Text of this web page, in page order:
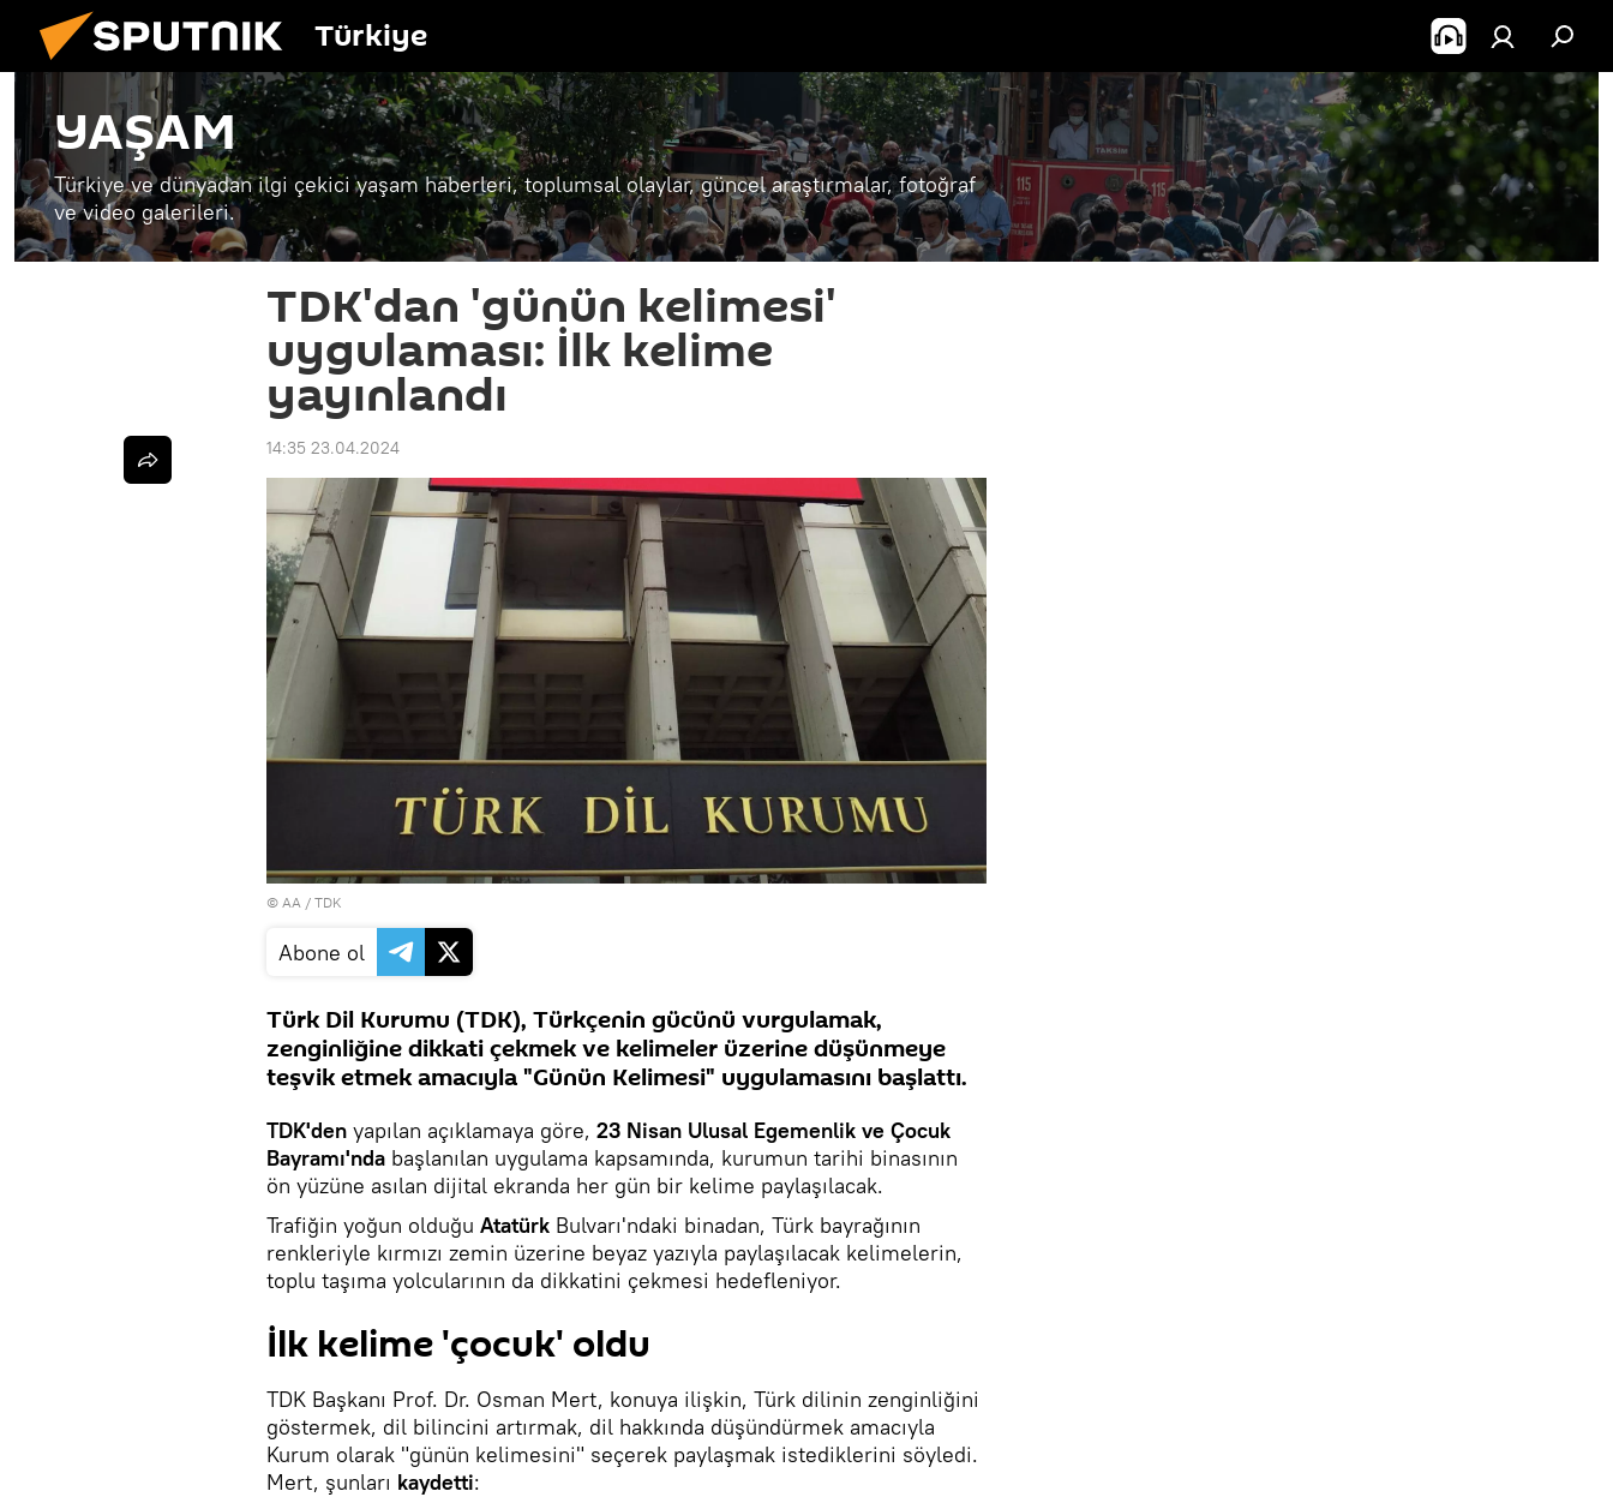
Türkiye
YAŞAM
Türkiye ve dünyadan ilgi çekici yaşam haberleri, toplumsal olaylar, güncel araştırmalar, fotoğraf
ve video galerileri.
TDK'dan 'günün kelimesi'
uygulaması: İlk kelime
yayınlandı
14:35 23.04.2024
© AA / TDK
Abone ol
Türk Dil Kurumu (TDK), Türkçenin gücünü vurgulamak,
zenginliğine dikkati çekmek ve kelimeler üzerine düşünmeye
teşvik etmek amacıyla "Günün Kelimesi" uygulamasını başlattı.
TDK'den yapılan açıklamaya göre, 23 Nisan Ulusal Egemenlik ve Çocuk
Bayramı'nda başlanılan uygulama kapsamında, kurumun tarihi binasının
ön yüzüne asılan dijital ekranda her gün bir kelime paylaşılacak.
Trafiğin yoğun olduğu Atatürk Bulvarı'ndaki binadan, Türk bayrağının
renkleriyle kırmızı zemin üzerine beyaz yazıyla paylaşılacak kelimelerin,
toplu taşıma yolcularının da dikkatini çekmesi hedefleniyor.
İlk kelime 'çocuk' oldu
TDK Başkanı Prof. Dr. Osman Mert, konuya ilişkin, Türk dilinin zenginliğini
göstermek, dil bilincini artırmak, dil hakkında düşündürmek amacıyla
Kurum olarak "günün kelimesini" seçerek paylaşmak istediklerini söyledi.
Mert, şunları kaydetti: